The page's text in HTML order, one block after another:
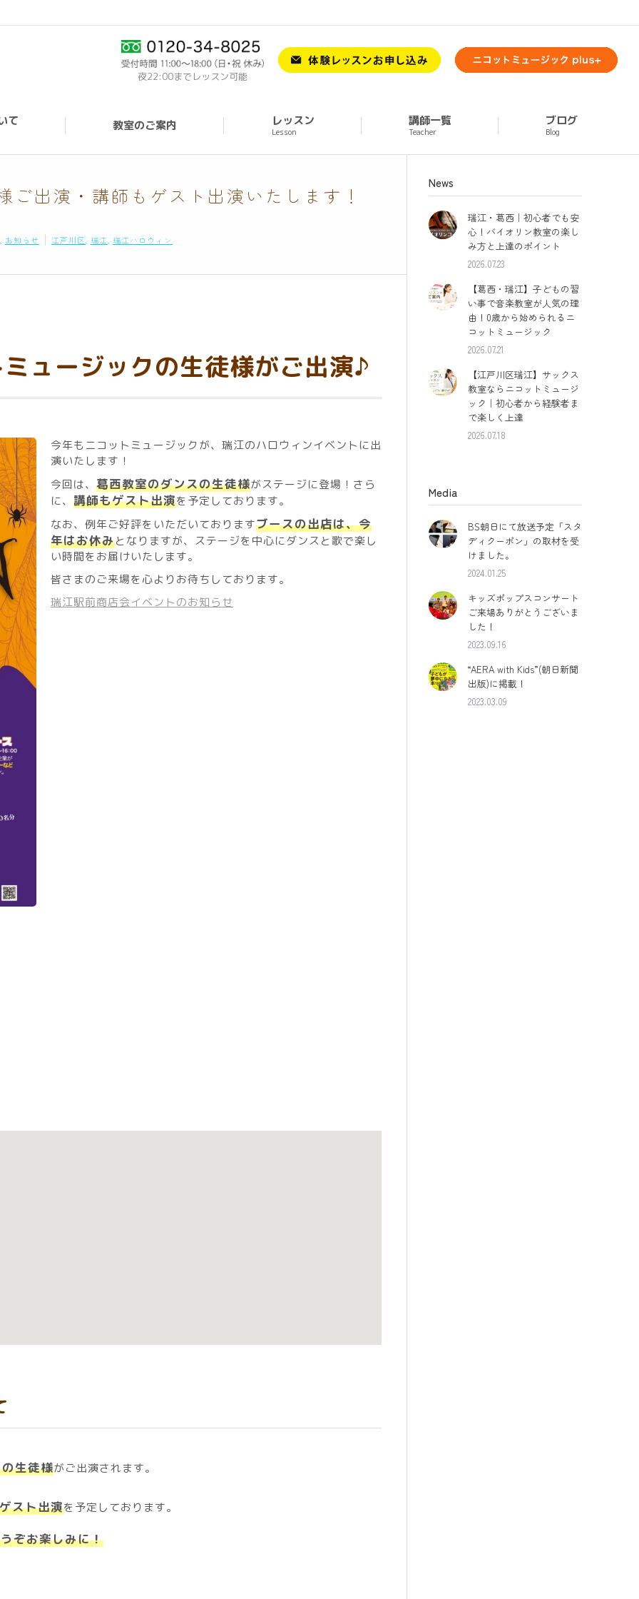
夜22:00までレッスン可能
て 教室のご案内 レッスン
Lesson
講師一覧
Teacher
ブログ
Blog
出演・講師もゲスト出演いたします！
お知らせ 江戸川区 瑞江 瑞江ハロウィン
ュージックの生徒様がご出演♪
今年もニコットミュージックが、瑞江のハロウィンイベントに出
演いたします！
今回は、 葛西教室のダンスの生徒様がステージに登場！さら
に、 講師もゲスト出演を予定しております。
なお、例年ご好評をいただいておりますブースの出店は、今
年はお休みとなりますが、ステージを中心にダンスと歌で楽し
い時間をお届けいたします。
皆さまのご来場を心よりお待ちしております。
瑞江駅前商店会イベントのお知らせ
生徒様がご出演されます。
スト出演を予定しております。
ぞお楽しみに！
News
瑞江・葛西｜初心者でも安
心！バイオリン教室の楽し
み方と上達のポイント
2026.07.23
【葛西・瑞江】子どもの習
い事で音楽教室が人気の理
由！0歳から始められるニ
コットミュージック
2026.07.21
【江戸川区瑞江】サックス
教室ならニコットミュージ
ック｜初心者から経験者ま
で楽しく上達
2026.07.18
Media
BS朝日にて放送予定「スタ
ディクーポン」の取材を受
けました。
2024.01.25
キッズポップスコンサート
ご来場ありがとうございま
した！
2023.09.16
“AERA with Kids”(朝日新聞
出版)に掲載！
2023.03.09